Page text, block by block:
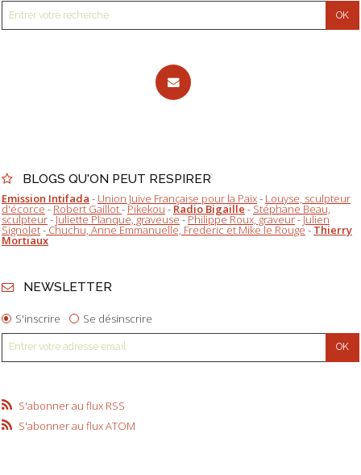
BLOGS QU'ON PEUT RESPIRER
Emission Intifada - Union Juive Française pour la Paix- Louyse, sculpteur
d'écorce-Robert Gaillot-Pikekou-Radio Bigaille-Stéphane Beau,
sculpteur-Juliette Planque, graveuse-Philippe Roux, graveur-Julien
Signolet-Chuchu, Anne Emmanuelle, Frederic et Mike le Rouge-Thierry
Mortiaux
NEWSLETTER
S'inscrire Se désinscrire
S'abonner au flux RSS
S'abonner au flux ATOM